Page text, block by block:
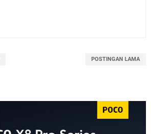
POSTINGAN LAMA